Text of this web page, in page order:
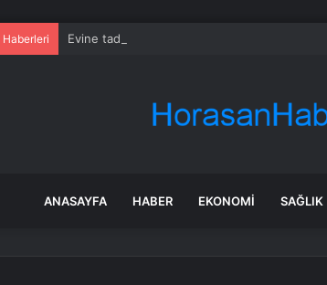
Evine tadilat yapan çift, gizli bölmede deste
ANASAYFA HABER EKONOMI SAĞLIK